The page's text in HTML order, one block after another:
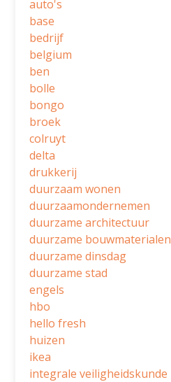
auto's
base
bedrijf
belgium
ben
bolle
bongo
broek
colruyt
delta
drukkerij
duurzaam wonen
duurzaamondernemen
duurzame architectuur
duurzame bouwmaterialen
duurzame dinsdag
duurzame stad
engels
hbo
hello fresh
huizen
ikea
integrale veiligheidskunde